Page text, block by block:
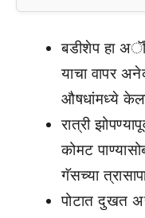
बडीशेप हा
याचा वापर
औषधांमध्ये
रात्री
कोमट
गॅसच्या
पोटात दुखत